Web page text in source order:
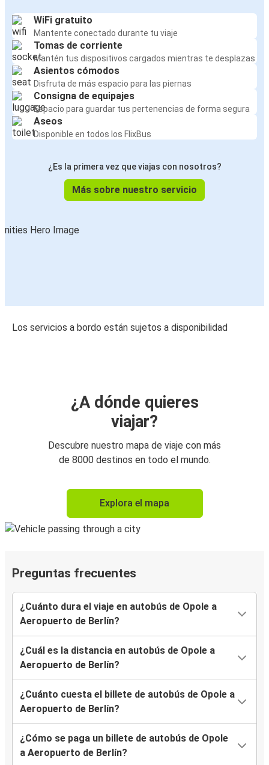
WiFi gratuito
Mantente conectado durante tu viaje
Tomas de corriente
Mantén tus dispositivos cargados mientras te desplazas
Asientos cómodos
Disfruta de más espacio para las piernas
Consigna de equipajes
Espacio para guardar tus pertenencias de forma segura
Aseos
Disponible en todos los FlixBus
¿Es la primera vez que viajas con nosotros?
Más sobre nuestro servicio
Los servicios a bordo están sujetos a disponibilidad
¿A dónde quieres
viajar?
Descubre nuestro mapa de viaje con más
de 8000 destinos en todo el mundo.
Explora el mapa
Preguntas frecuentes
¿Cuánto dura el viaje en autobús de Opole a
Aeropuerto de Berlín?
¿Cuál es la distancia en autobús de Opole a
Aeropuerto de Berlín?
¿Cuánto cuesta el billete de autobús de Opole a
Aeropuerto de Berlín?
¿Cómo se paga un billete de autobús de Opole
a Aeropuerto de Berlín?